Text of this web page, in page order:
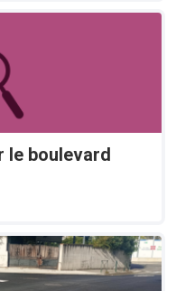
le boulevard